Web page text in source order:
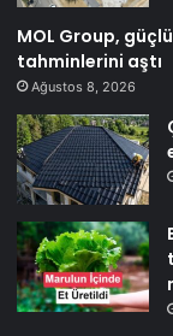
MOL Group,
tahminlerini aştı
Ağustos 8, 2026